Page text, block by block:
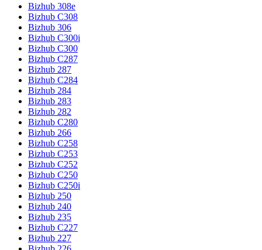
Bizhub 308e
Bizhub C308
Bizhub 306
Bizhub C300i
Bizhub C300
Bizhub C287
Bizhub 287
Bizhub C284
Bizhub 284
Bizhub 283
Bizhub 282
Bizhub C280
Bizhub 266
Bizhub C258
Bizhub C253
Bizhub C252
Bizhub C250
Bizhub C250i
Bizhub 250
Bizhub 240
Bizhub 235
Bizhub C227
Bizhub 227